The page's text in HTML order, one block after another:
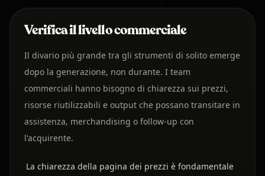
Verifica il livello commerciale
Il divario più grande tra gli strumenti di solito emerge
dopo la generazione, non durante. I team
commerciali hanno bisogno di chiarezza sui prezzi,
risorse riutilizzabili e output che possano transitare in
assistenza, merchandising o follow-up con
l'acquirente.
La chiarezza della pagina dei prezzi è fondamentale